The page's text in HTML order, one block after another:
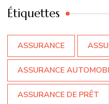
Étiquettes
ASSURANCE
ASSURANCE
ASSURANCE DE PRÊT